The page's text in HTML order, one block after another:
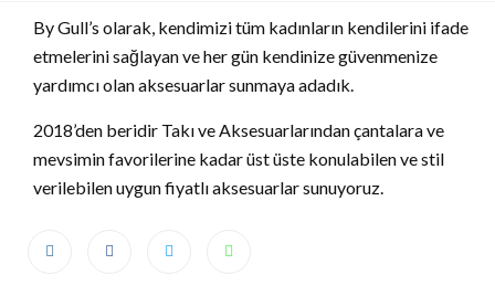
By Gull’s olarak, kendimizi tüm kadınların kendilerini ifade
etmelerini sağlayan ve her gün kendinize güvenmenize
yardımcı olan aksesuarlar sunmaya adadık.
2018’den beridir Takı ve Aksesuarlarından çantalara ve
mevsimin favorilerine kadar üst üste konulabilen ve stil
verilebilen uygun fiyatlı aksesuarlar sunuyoruz.